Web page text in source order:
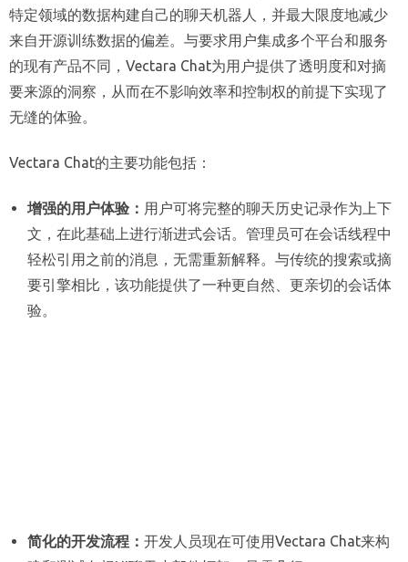
特定领域的数据构建自己的聊天机器人，并最大限度地减少
来自开源训练数据的偏差。与要求用户集成多个平台和服务
的现有产品不同，Vectara Chat为用户提供了透明度和对摘
要来源的洞察，从而在不影响效率和控制权的前提下实现了
无缝的体验。
Vectara Chat的主要功能包括：
增强的用户体验： 用户可将完整的聊天历史记录作为上下
文，在此基础上进行渐进式会话。管理员可在会话线程中
轻松引用之前的消息，无需重新解释。与传统的搜索或摘
要引擎相比，该功能提供了一种更自然、更亲切的会话体
验。
简化的开发流程： 开发人员现在可使用Vectara Chat来构